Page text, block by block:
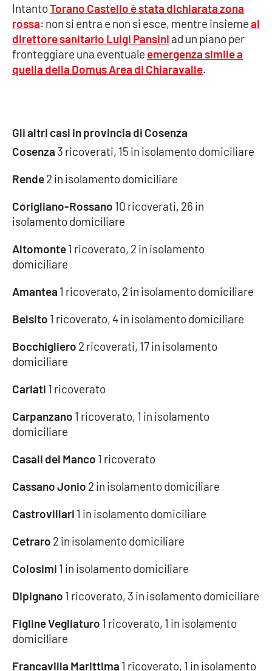
STREAMING
LaC TV
LOCALI
Crotone
Vibo Valentia
Reggio Calabria
Cosenza
Lamezia Terme
Buona Sanità Calabria
Eventi
Food
Storie
LAC
NETWORK
IntantoTorano Castello è stata dichiarata zona
rossa: non si entra e non si esce, mentre insiemeal
direttore sanitario Luigi Pansini ad un piano per
fronteggiare una eventuale emergenza simile a
quella della Domus Area di Chiaravalle.
Gli altri casi in provincia di Cosenza
Cosenza 3 ricoverati, 15 in isolamento domiciliare
Rende2 in isolamento domiciliare
Corigliano-Rossano 10 ricoverati, 26 in
isolamento domiciliare
Altomonte1 ricoverato, 2 in isolamento
domiciliare
Amantea 1 ricoverato, 2 in isolamento domiciliare
Belsito 1 ricoverato, 4 in isolamento domiciliare
Bocchigliero 2 ricoverati, 17 in isolamento
domiciliare
Cariati 1 ricoverato
Carpanzano 1 ricoverato, 1 in isolamento
domiciliare
Casali del Manco 1 ricoverato
Cassano Jonio 2 in isolamento domiciliare
Castrovillari 1 in isolamento domiciliare
Cetraro 2 in isolamento domiciliare
Colosimi 1 in isolamento domiciliare
Dipignano 1 ricoverato, 3 in isolamento domiciliare
Figline Vegliaturo 1 ricoverato, 1 in isolamento
domiciliare
Francavilla Marittima 1 ricoverato, 1 in isolamento